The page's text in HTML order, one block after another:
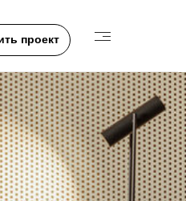
проект